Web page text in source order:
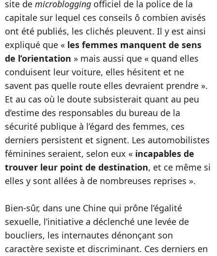
site de microblogging officiel de la police de la
capitale sur lequel ces conseils ô combien avisés
ont été publiés, les clichés pleuvent. Il y est ainsi
expliqué que « les femmes manquent de sens
de l’orientation » mais aussi que « quand elles
conduisent leur voiture, elles hésitent et ne
savent pas quelle route elles devraient prendre ».
Et au cas où le doute subsisterait quant au peu
d’estime des responsables du bureau de la
sécurité publique à l’égard des femmes, ces
derniers persistent et signent. Les automobilistes
féminines seraient, selon eux « incapables de
trouver leur point de destination, et ce même si
elles y sont allées à de nombreuses reprises ».
Bien-sûr, dans une Chine qui prône l’égalité
sexuelle, l’initiative a déclenché une levée de
boucliers, les internautes dénonçant son
caractère sexiste et discriminant. Ces derniers en